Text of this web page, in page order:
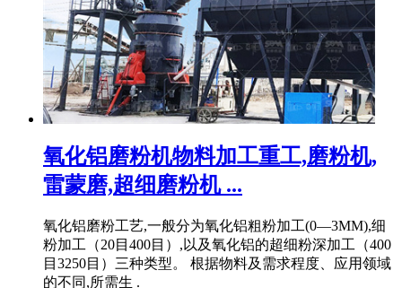
氧化铝磨粉机物料加工重工,磨粉机,
雷蒙磨,超细磨粉机 ...
氧化铝磨粉工艺,一般分为氧化铝粗粉加工(0—3MM),细
粉加工（20目400目）,以及氧化铝的超细粉深加工（400
目3250目）三种类型。 根据物料及需求程度、应用领域
的不同,所需生 .